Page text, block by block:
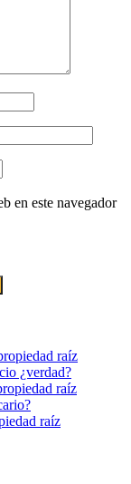
en este navegador
raíz
¿verdad?
raíz
raíz